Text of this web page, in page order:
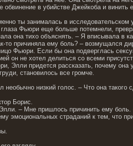
в убийстве Джейкоба и
ты занималась в
Фьюри еще больше потемнели,
она тихо объяснять. – Я вписывала в
то причиняла ему боль? – возмущался
Фьюри. Если бы она подверглась
он не хотел делиться со всеми
Элли придется рассказать, почему
становилось все громче.
низкий голос. – Что она
Борис.
– Мне пришлось причинить ему боль.
эмоциональных страданий к тем, что